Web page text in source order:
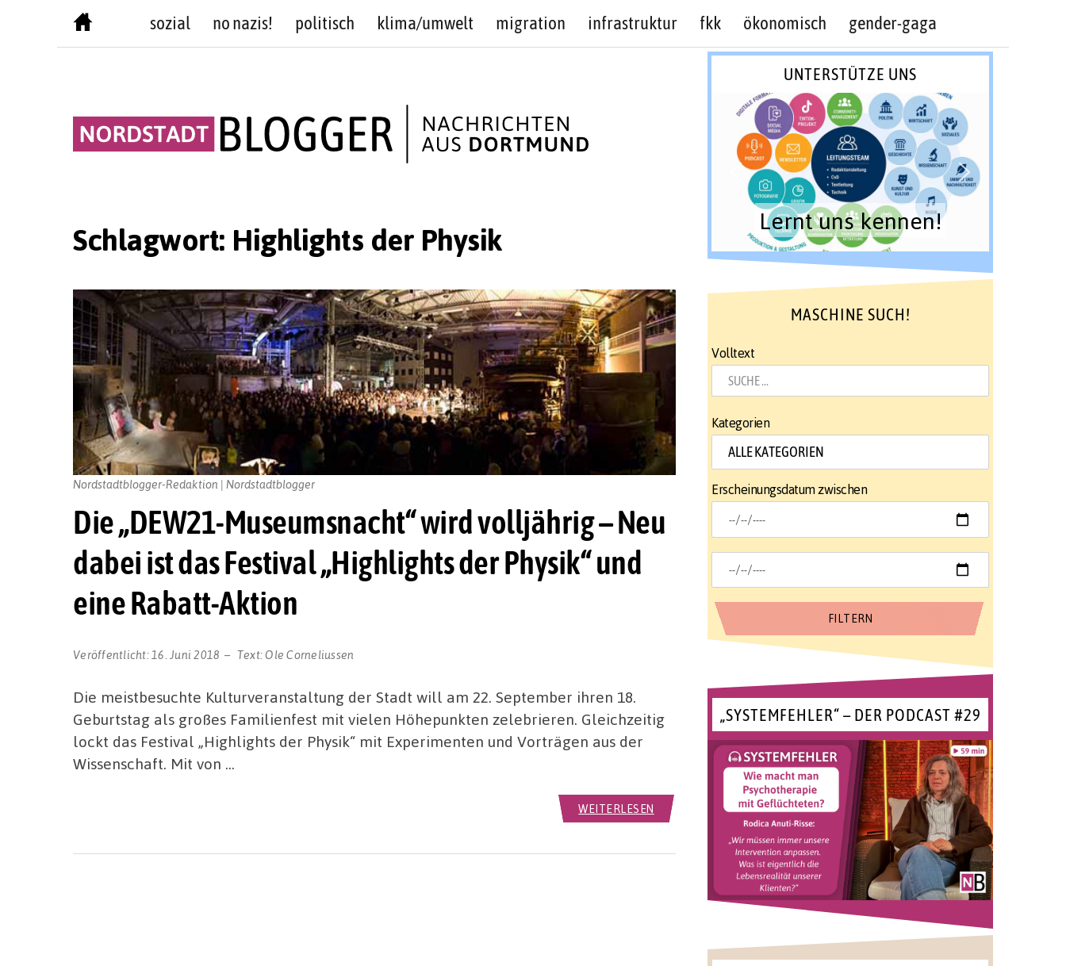
sozial no nazis! politisch klima/umwelt migration infrastruktur fkk ökonomisch gender-gaga
Schlagwort: Highlights der Physik
Die „DEW21-Museumsnacht“ wird volljährig – Neu
dabei ist das Festival „Highlights der Physik“ und
eine Rabatt-Aktion
Veröffentlicht: 16. Juni 2018 Text:Ole Corneliussen
Nordstadtblogger-Redaktion | Nordstadtblogger
Die meistbesuchte Kulturveranstaltung der Stadt will am 22. September ihren 18.
Geburtstag als großes Familienfest mit vielen Höhepunkten zelebrieren. Gleichzeitig
lockt das Festival „Highlights der Physik“ mit Experimenten und Vorträgen aus der
Wissenschaft. Mit von …
WEITERLESEN
UNTERSTÜTZE UNS
Lernt uns kennen!
MASCHINE SUCH!
Volltext
Kategorien
Erscheinungsdatum zwischen
„SYSTEMFEHLER“ – DER PODCAST #29